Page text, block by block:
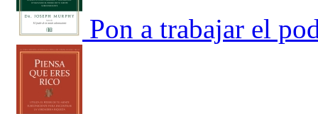
Pon a trabajar el